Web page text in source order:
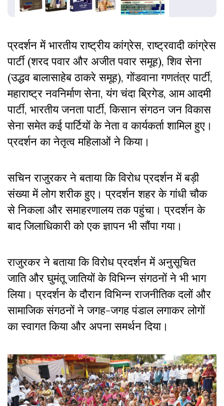
प्रदर्शन में भारतीय राष्ट्रीय कांग्रेस, राष्ट्रवादी कांग्रेस
पार्टी (शरद पवार और अजीत पवार समूह), शिव सेना
(उद्धव बालासाहेब ठाकरे समूह), गोंडवाना गणतंत्र पार्टी,
महाराष्ट्र नवनिर्माण सेना, यंग चंदा ब्रिगेड, आम आदमी
पार्टी, भारतीय जनता पार्टी, किसान संगठन जन विकास
सेना समेत कई पार्टियों के नेता व कार्यकर्ता शामिल हुए।
प्रदर्शन का नेतृत्व महिलाओं ने किया।
सचिन राजुरकर ने बताया कि विरोध प्रदर्शन में बड़ी
संख्या में लोग शरीक हुए। प्रदर्शन शहर के गांधी चौक
से निकला और समाहरणालय तक पहुंचा। प्रदर्शन के
बाद जिलाधिकारी को एक ज्ञापन भी सौंपा गया।
राजुरकर ने बताया कि विरोध प्रदर्शन में अनुसूचित
जाति और घुमंतू जातियों के विभिन्न संगठनों ने भी भाग
लिया। प्रदर्शन के दौरान विभिन्न राजनीतिक दलों और
सामाजिक संगठनों ने जगह-जगह पंडाल लगाकर लोगों
का स्वागत किया और अपना समर्थन दिया।